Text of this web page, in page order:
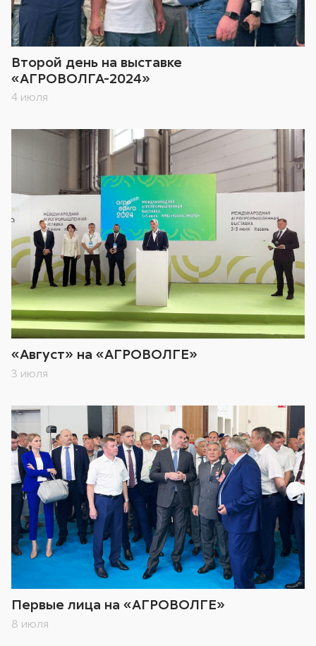
Второй день на выставке
«АГРОВОЛГА-2024»
4 июля
«Август» на «АГРОВОЛГЕ»
3 июля
Первые лица на «АГРОВОЛГЕ»
8 июля